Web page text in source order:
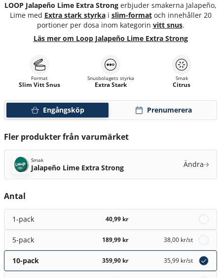
LOOP Jalapeño Lime Extra Strong erbjuder smakerna Jalapeño,
Lime med Extra stark styrkai slim-formatoch innehåller 20
portioner per dosa inom kategorin vitt snus.
Läs mer om Loop Jalapeño Lime Extra Strong
Engångsköp Prenumerera
Format
Slim Vitt Snus
Snusbolagets styrka
Extra Stark
Smak
Citrus
Fler produkter från varumärket
Smak
Jalapeño Lime Extra Strong Ändra
Antal
1-pack 40,99 kr
5-pack 189,99 kr 38,00 kr/st
10-pack 359,90 kr 35,99 kr/st